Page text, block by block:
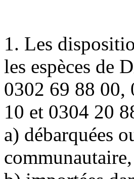
1. Les
les espèces de
0302 69 88 00,
10 et 0304 20
a) débarquées